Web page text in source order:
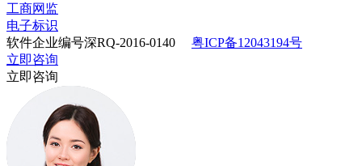
工商网监
电子标识
软件企业编号深RQ-2016-0140
粤ICP备12043194号
立即咨询
立即咨询